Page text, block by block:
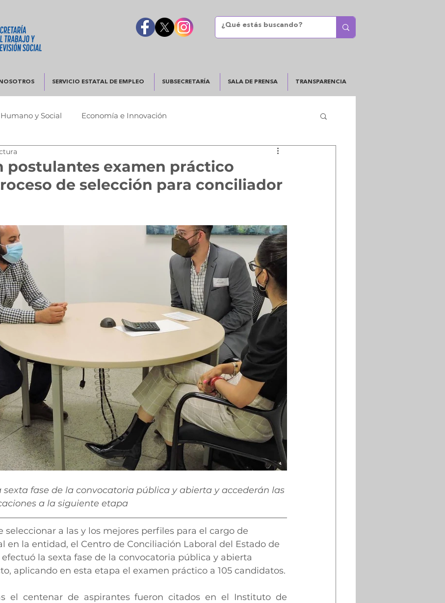
NOSOTROS SERVICIO ESTATAL DE EMPLEO SUBSECRETARÍA SALA DE PRENSA TRANSPARENCIA
y Social Economía e Innovación
postulantes examen práctico
de selección para conciliador
sexta fase de la convocatoria pública y abierta y accederán las
a la siguiente etapa
seleccionar a las y los mejores perfiles para el cargo de
en la entidad, el Centro de Conciliación Laboral del Estado de
efectuó la sexta fase de la convocatoria pública y abierta
aplicando en esta etapa el examen práctico a 105 candidatos.
el centenar de aspirantes fueron citados en el Instituto de